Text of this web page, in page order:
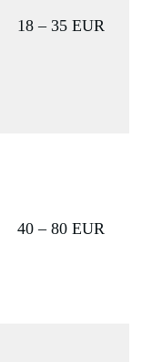
18 – 35 EUR
40 – 80 EUR